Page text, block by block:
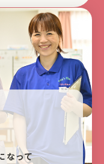
なって